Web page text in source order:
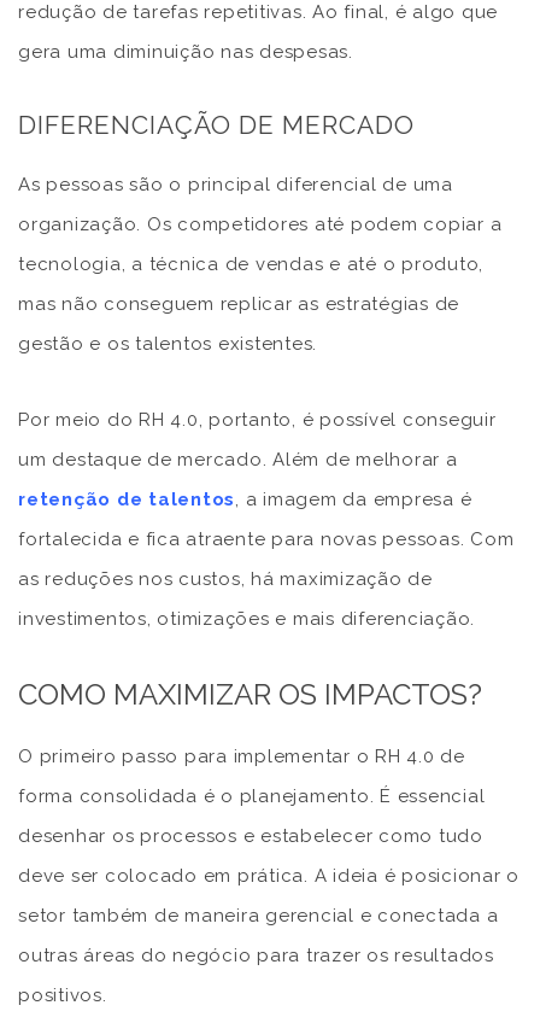
redução de tarefas repetitivas. Ao final, é algo que
gera uma diminuição nas despesas.
DIFERENCIAÇÃO DE MERCADO
As pessoas são o principal diferencial de uma
organização. Os competidores até podem copiar a
tecnologia, a técnica de vendas e até o produto,
mas não conseguem replicar as estratégias de
gestão e os talentos existentes.
Por meio do RH 4.0, portanto, é possível conseguir
um destaque de mercado. Além de melhorar a
retenção de talentos, a imagem da empresa é
fortalecida e fica atraente para novas pessoas. Com
as reduções nos custos, há maximização de
investimentos, otimizações e mais diferenciação.
COMO MAXIMIZAR OS IMPACTOS?
O primeiro passo para implementar o RH 4.0 de
forma consolidada é o planejamento. É essencial
desenhar os processos e estabelecer como tudo
deve ser colocado em prática. A ideia é posicionar o
setor também de maneira gerencial e conectada a
outras áreas do negócio para trazer os resultados
positivos.